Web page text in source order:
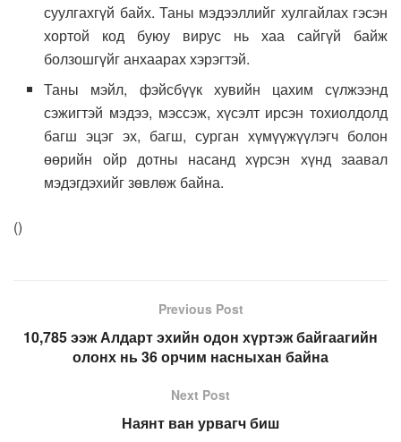
суулгахгүй байх. Таны мэдээллийг хулгайлах гэсэн
хортой код буюу вирус нь хаа сайгүй байж
болзошгүйг анхаарах хэрэгтэй.
Таны мэйл, фэйсбүүк хувийн цахим сүлжээнд
сэжигтэй мэдээ, мэссэж, хүсэлт ирсэн тохиолдолд
багш эцэг эх, багш, сурган хүмүүжүүлэгч болон
өөрийн ойр дотны насанд хүрсэн хүнд заавал
мэдэгдэхийг зөвлөж байна.
()
Previous Post
10,785 ээж Алдарт эхийн одон хүртэж байгаагийн
олонх нь 36 орчим насныхан байна
Next Post
Наянт ван урвагч биш